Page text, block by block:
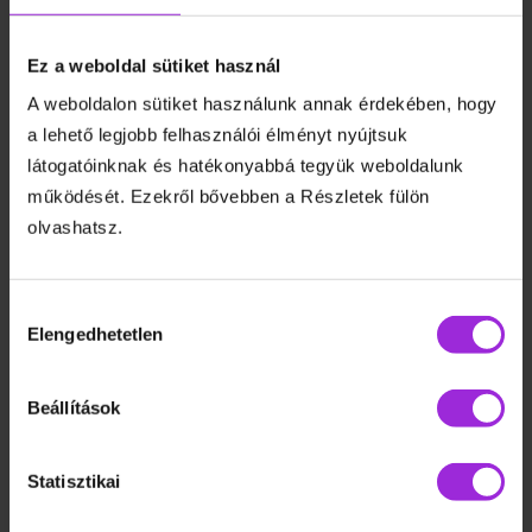
Ez a weboldal sütiket használ
A weboldalon sütiket használunk annak érdekében, hogy
a lehető legjobb felhasználói élményt nyújtsuk
látogatóinknak és hatékonyabbá tegyük weboldalunk
működését. Ezekről bővebben a Részletek fülön
olvashatsz.
kiválasztása
Elengedhetetlen
Beállítások
Statisztikai
kargyakorlatokat végeznek, ami nagyban
leszűkíti a végezhető feladatok számát,
hiszen mivel magam vagyok a felfüggesztés,
így kénytelen vagyok egyhelyben lecövekelve
állni. Ezzel ellentétben
egy külső
felfüggesztési pont, meghagyja a
lehetőségét.Általában egy szettben több
csomagolnak. Ez megadja a lehetőségét,
edzéshatást kívánsz gyakorolni az egyes
A rugalmas ellenállások nem csak arra